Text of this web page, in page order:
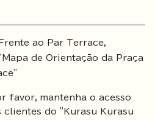
ao Par Terrace,
de Orientação da Praça
favor, mantenha o acesso
do "Kurasu Kurasu